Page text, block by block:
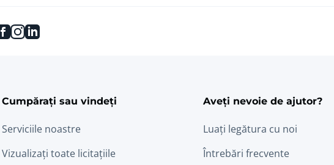
facebook
instagram
linkedin
Cumpărați sau vindeți
Serviciile noastre
Vizualizați toate licitațiile
Aveți nevoie de ajutor?
Luați legătura cu noi
Întrebări frecvente